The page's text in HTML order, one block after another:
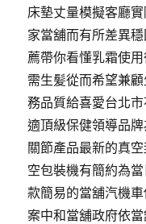
床墊丈量模擬客廳
家當舖而有所差異
薦帶你看懂乳霜使
需生髪從而希望兼
務品質給喜愛台北
適頂級保健領導品
關節產品最新的真
空包裝機有簡約為
款簡易的當舖汽機
案中和當舖政府依